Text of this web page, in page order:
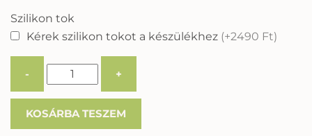
Szilikon tok
Kérek szilikon tokot a készülékhez (+2490 Ft)
- +
KOSÁRBA TESZEM